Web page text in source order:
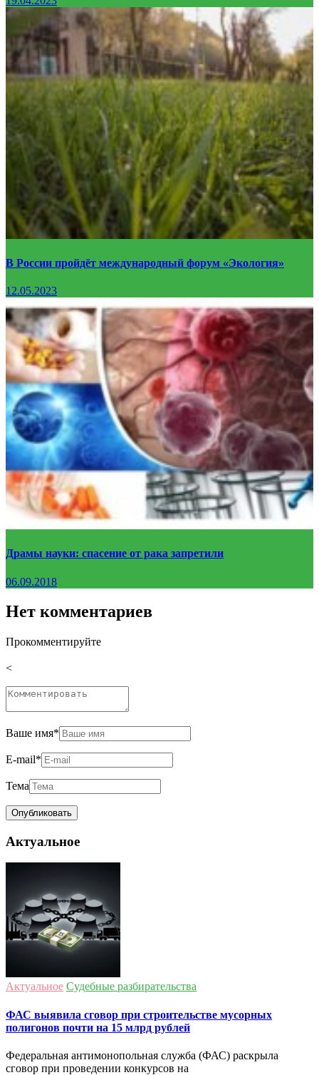
В России пройдёт международный форум «Экология»
12.05.2023
Драмы науки: спасение от рака запретили
06.09.2018
Нет комментариев
Прокомментируйте
<
Ваше имя*
E-mail*
Тема
Актуальное
Актуальное Судебные разбирательства
ФАС выявила сговор при строительстве мусорных
полигонов почти на 15 млрд рублей
Федеральная антимонопольная служба (ФАС) раскрыла
сговор при проведении конкурсов на